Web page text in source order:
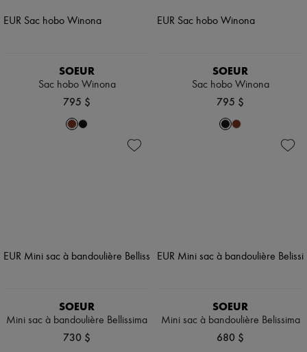
SOEUR
Sac hobo Winona
795 $
SOEUR
Sac hobo Winona
795 $
SOEUR
Mini sac à bandoulière Bellissima
730 $
SOEUR
Mini sac à bandoulière Belissima
680 $